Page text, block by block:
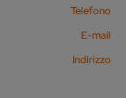
Telefono
E-mail
Indirizzo